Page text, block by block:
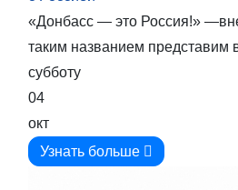
«Донбасс — это Россия!»
таким названием
субботу
04
окт
Узнать больше